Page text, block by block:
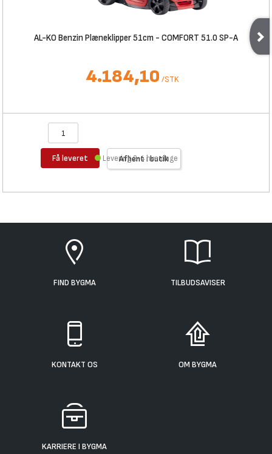
AL-KO Benzin Plæneklipper 51cm - COMFORT 51.0 SP-A
4.184,10 /STK
Få leveret Afhent i butik
Levering 2-4 hverdage
FIND BYGMA TILBUDSAVISER
KONTAKT OS OM BYGMA
KARRIERE I BYGMA